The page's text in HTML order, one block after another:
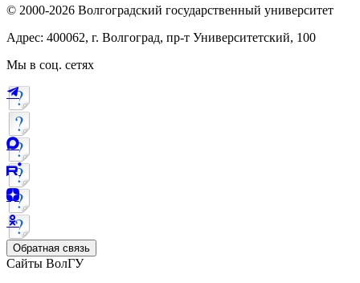
© 2000-2026 Волгоградский государственный университет
Адрес: 400062, г. Волгоград, пр-т Университетский, 100
Мы в соц. сетях
Обратная связь
Сайты ВолГУ